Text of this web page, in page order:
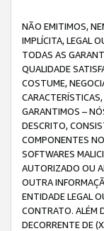
NÃO EMITIMOS,
IMPLÍCITA, LEGAL
TODAS AS
QUALIDADE
COSTUME,
GARANTIMOS –
DESCRITO,
COMPONENTES
SOFTWARES
AUTORIZADO OU
OUTRA
ENTIDADE LEGAL
CONTRATO. ALÉM
DECORRENTE DE